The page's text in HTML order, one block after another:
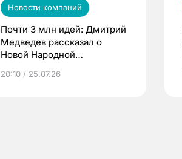
Новости компаний
Почти 3 млн идей: Дмитрий
Медведев рассказал о
Новой Народной
20:10 / 25.07.26